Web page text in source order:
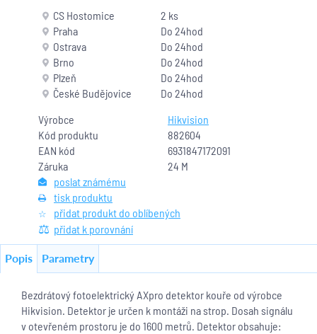
Výrobce
Hikvision
Kód produktu
882604
EAN kód
6931847172091
Záruka
24 M
poslat známému
tisk produktu
přidat produkt do oblíbených
přidat k porovnání
CS Hostomice
2 ks
Praha
Do 24hod
Ostrava
Do 24hod
Brno
Do 24hod
Plzeň
Do 24hod
České Budějovice
Do 24hod
Popis Parametry
Bezdrátový fotoelektrický AXpro detektor kouře od výrobce
Hikvision. Detektor je určen k montáži na strop. Dosah signálu
v otevřeném prostoru je do 1600 metrů. Detektor obsahuje: